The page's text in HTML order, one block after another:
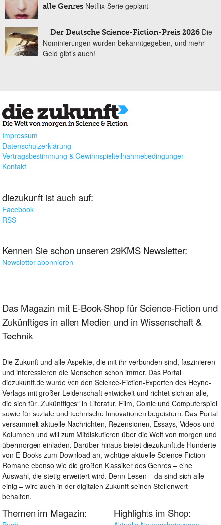
alle Genres Netflix-Serie geplant
Der Deutsche Science-Fiction-Preis 2026 Die
Nominierungen wurden bekanntgegeben, und mehr
Geld gibt’s auch!
Impressum
Datenschutzerklärung
Vertragsbestimmung & Gewinnspielteilnahmebedingungen
Kontakt
diezukunft ist auch auf:
Facebook
RSS
Kennen Sie schon unseren 29KMS Newsletter:
Newsletter abonnieren
Das Magazin mit E-Book-Shop für Science-Fiction und
Zukünftiges in allen Medien und in Wissenschaft &
Technik
Die Zukunft und alle Aspekte, die mit ihr verbunden sind, faszinieren
und interessieren die Menschen schon immer. Das Portal
diezukunft.de wurde von den Science-Fiction-Experten des Heyne-
Verlags mit großer Leidenschaft entwickelt und richtet sich an alle,
die sich für „Zukünftiges“ in Literatur, Film, Comic und Computerspiel
sowie für soziale und technische Innovationen begeistern. Das Portal
versammelt aktuelle Nachrichten, Rezensionen, Essays, Videos und
Kolumnen und will zum Mitdiskutieren über die Welt von morgen und
übermorgen einladen. Darüber hinaus bietet diezukunft.de Hunderte
von E-Books zum Download an, wichtige aktuelle Science-Fiction-
Romane ebenso wie die großen Klassiker des Genres – eine
Auswahl, die stetig erweitert wird. Denn Lesen – da sind sich alle
einig – wird auch in der digitalen Zukunft seinen Stellenwert
behalten.
Themen im Magazin: Highlights im Shop: